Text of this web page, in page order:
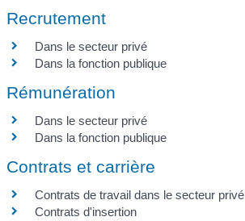
Recrutement
Dans le secteur privé
Dans la fonction publique
Rémunération
Dans le secteur privé
Dans la fonction publique
Contrats et carrière
Contrats de travail dans le secteur privé
Contrats d'insertion